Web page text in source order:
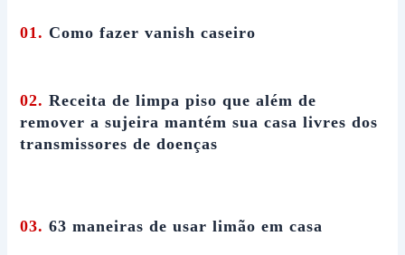
01. Como fazer vanish caseiro
02.Receita de limpa piso que além de
remover a sujeira mantém sua casa livres dos
transmissores de doenças
03.63 maneiras de usar limão em casa